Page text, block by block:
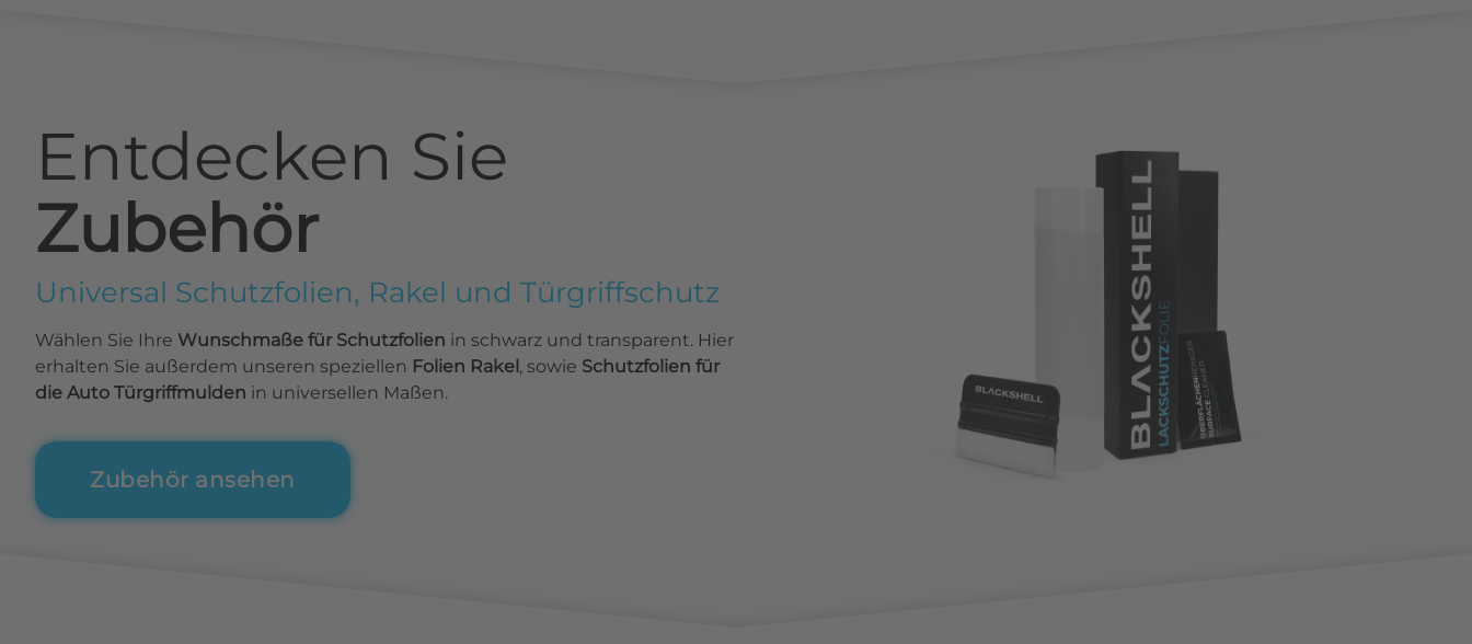
Entdecken Sie
Zubehör
Universal Schutzfolien, Rakel und Türgriffschutz
Wählen Sie Ihre Wunschmaße für Schutzfolien in schwarz und transparent. Hier
erhalten Sie außerdem unseren speziellen Folien Rakel, sowie Schutzfolien für
die Auto Türgriffmulden in universellen Maßen.
Zubehör ansehen